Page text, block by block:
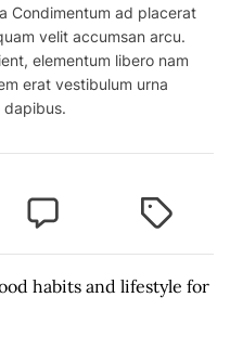
Condimentum ad placerat
velit accumsan arcu.
elementum libero nam
erat vestibulum urna
dapibus.
C
o
m
m
T
g
g
habits and lifestyle for